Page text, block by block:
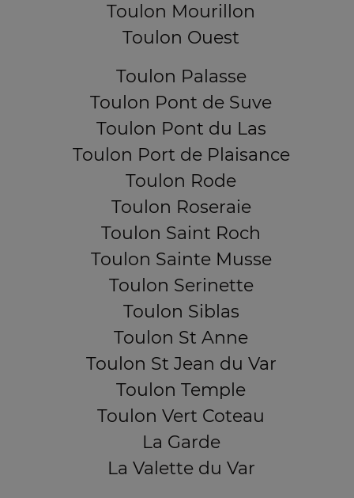
Toulon Mourillon
Toulon Ouest
Toulon Palasse
Toulon Pont de Suve
Toulon Pont du Las
Toulon Port de Plaisance
Toulon Rode
Toulon Roseraie
Toulon Saint Roch
Toulon Sainte Musse
Toulon Serinette
Toulon Siblas
Toulon St Anne
Toulon St Jean du Var
Toulon Temple
Toulon Vert Coteau
La Garde
La Valette du Var